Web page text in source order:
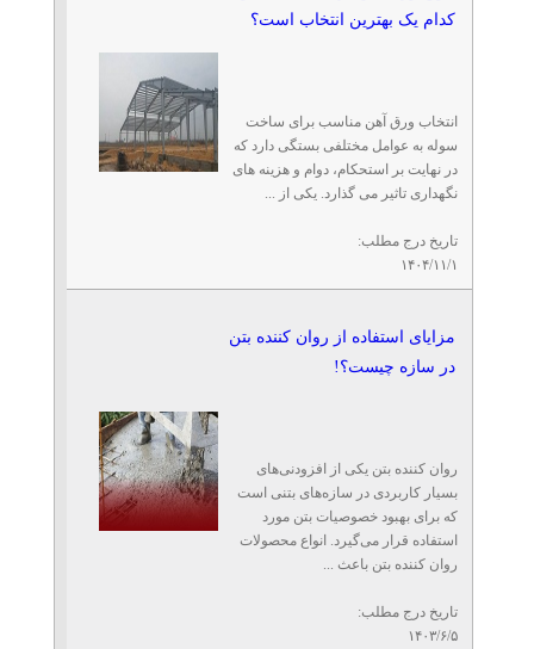
کدام یک بهترین انتخاب است؟
انتخاب ورق آهن مناسب برای ساخت
سوله به عوامل مختلفی بستگی دارد که
در نهایت بر استحکام، دوام و هزینه‌ های
نگهداری تاثیر می‌ گذارد. یکی از ...
تاریخ درج مطلب:
۱۴۰۴/۱۱/۱
مزایای استفاده از روان کننده بتن
در سازه چیست؟!
روان کننده بتن یکی از افزودنی‌های
بسیار کاربردی در سازه‌های بتنی است
که برای بهبود خصوصیات بتن مورد
استفاده قرار می‌گیرد. انواع محصولات
روان کننده بتن باعث ...
تاریخ درج مطلب:
۱۴۰۳/۶/۵